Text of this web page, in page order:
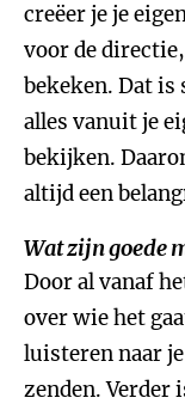
creëer je je
voor de
bekeken. Dat is
alles vanuit je
bekijken.
altijd een
Wat zijn goede
Door al vanaf
over wie het
luisteren naar
zenden. Verder